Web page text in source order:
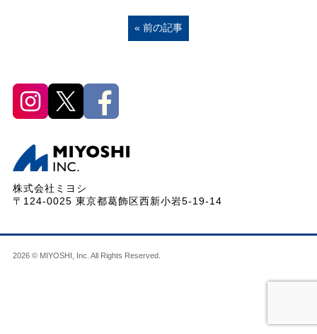
« 前の記事
株式会社ミヨシ
〒124-0025 東京都葛飾区西新小岩5-19-14
2026 © MIYOSHI, Inc. All Rights Reserved.